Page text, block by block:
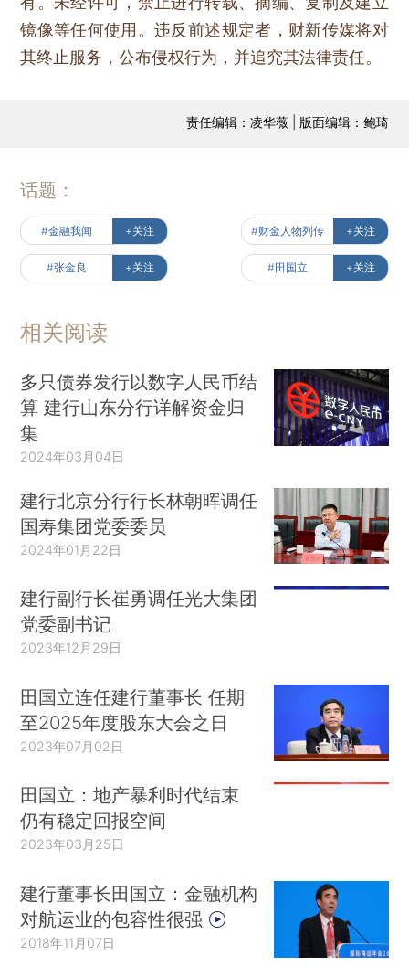
镜像等任何使用。违反前述规定者，财新传媒将对
其终止服务，公布侵权行为，并追究其法律责任。
责任编辑：凌华薇 | 版面编辑：鲍琦
话题：
#金融我闻 +关注 #财金人物列传 +关注
#张金良 +关注 #田国立 +关注
相关阅读
多只债券发行以数字人民币结
算 建行山东分行详解资金归
集
2024年03月04日
建行北京分行行长林朝晖调任
国寿集团党委委员
2024年01月22日
建行副行长崔勇调任光大集团
党委副书记
2023年12月29日
田国立连任建行董事长 任期
至2025年度股东大会之日
2023年07月02日
田国立：地产暴利时代结束
仍有稳定回报空间
2023年03月25日
建行董事长田国立：金融机构
对航运业的包容性很强
2018年11月07日